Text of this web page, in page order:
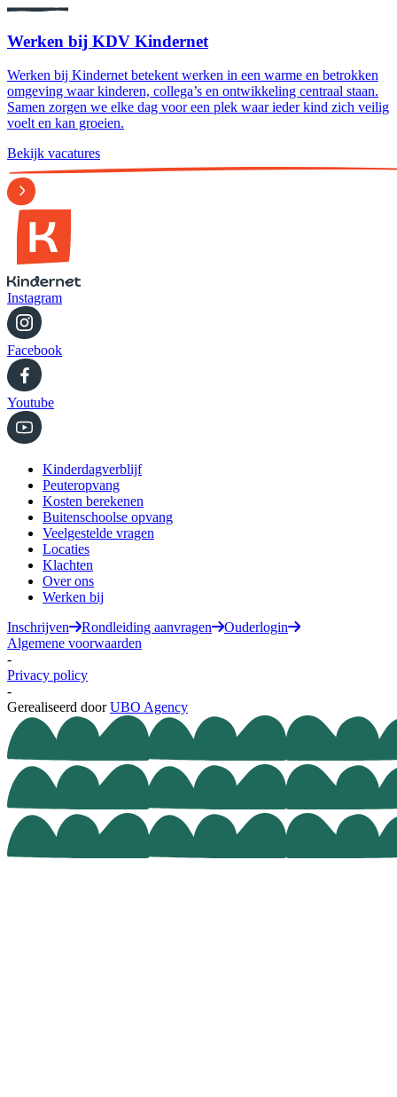
Werken bij KDV Kindernet
Werken bij Kindernet betekent werken in een warme en betrokken
omgeving waar kinderen, collega’s en ontwikkeling centraal staan.
Samen zorgen we elke dag voor een plek waar ieder kind zich veilig
voelt en kan groeien.
Bekijk vacatures
Instagram
Facebook
Youtube
Kinderdagverblijf
Peuteropvang
Kosten berekenen
Buitenschoolse opvang
Veelgestelde vragen
Locaties
Klachten
Over ons
Werken bij
Inschrijven
Rondleiding aanvragen
Ouderlogin
Algemene voorwaarden
-
Privacy policy
-
Gerealiseerd door UBO Agency